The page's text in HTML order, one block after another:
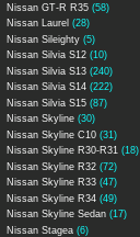
Nissan GT-R R35 (58)
Nissan Laurel (28)
Nissan Sileighty (5)
Nissan Silvia S12 (10)
Nissan Silvia S13 (240)
Nissan Silvia S14 (222)
Nissan Silvia S15 (87)
Nissan Skyline (30)
Nissan Skyline C10 (31)
Nissan Skyline R30-R31 (18)
Nissan Skyline R32 (72)
Nissan Skyline R33 (47)
Nissan Skyline R34 (49)
Nissan Skyline Sedan (17)
Nissan Stagea (6)